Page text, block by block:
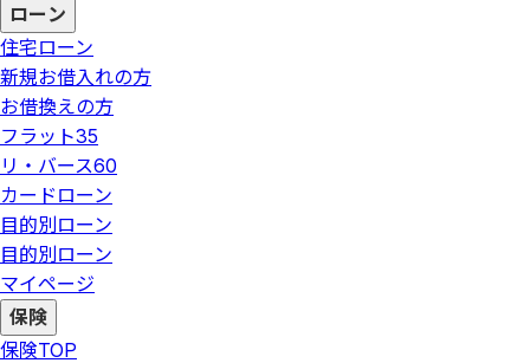
ローン
住宅ローン
新規お借入れの方
お借換えの方
フラット35
リ・バース60
カードローン
目的別ローン
目的別ローン
マイページ
保険
保険TOP